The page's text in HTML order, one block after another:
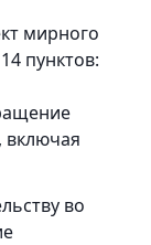
мирного
пунктов:
включая
во